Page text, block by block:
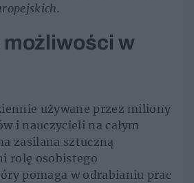
możliwości w
używane przez miliony
i nauczycieli na całym
zasilana sztuczną
rolę osobistego
pomaga w odrabianiu prac